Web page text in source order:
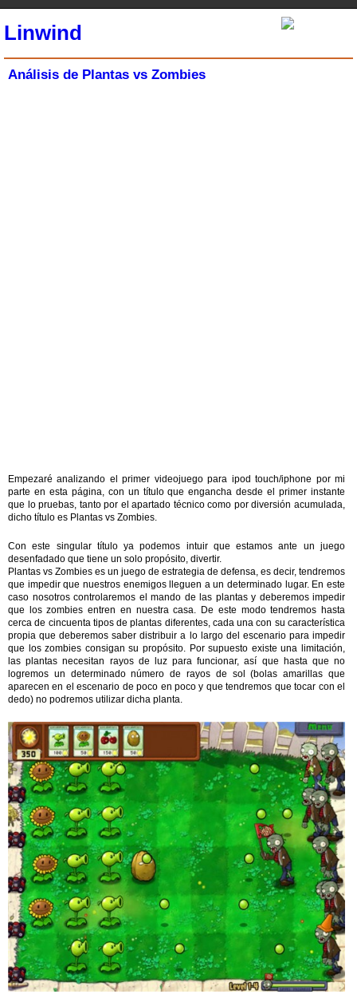
Linwind
Análisis de Plantas vs Zombies
Empezaré analizando el primer videojuego para ipod touch/iphone por mi
parte en esta página, con un título que engancha desde el primer instante
que lo pruebas, tanto por el apartado técnico como por diversión acumulada,
dicho título es Plantas vs Zombies.
Con este singular título ya podemos intuir que estamos ante un juego
desenfadado que tiene un solo propósito, divertir.
Plantas vs Zombies es un juego de estrategia de defensa, es decir, tendremos
que impedir que nuestros enemigos lleguen a un determinado lugar. En este
caso nosotros controlaremos el mando de las plantas y deberemos impedir
que los zombies entren en nuestra casa. De este modo tendremos hasta
cerca de cincuenta tipos de plantas diferentes, cada una con su característica
propia que deberemos saber distribuir a lo largo del escenario para impedir
que los zombies consigan su propósito. Por supuesto existe una limitación,
las plantas necesitan rayos de luz para funcionar, así que hasta que no
logremos un determinado número de rayos de sol (bolas amarillas que
aparecen en el escenario de poco en poco y que tendremos que tocar con el
dedo) no podremos utilizar dicha planta.